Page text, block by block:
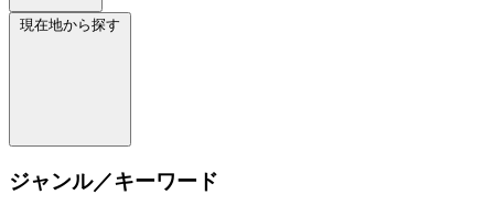
現在地から探す
ジャンル／キーワード